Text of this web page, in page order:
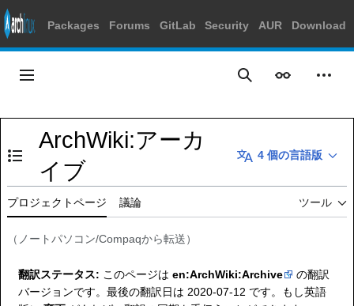
Packages Forums GitLab Security AUR Download
ス
ッ
プ
メインメニュー 検索 表示 個人
目次の表示・非表示を切り替え
ArchWiki:アーカ
イブ
4 個の言語版
プロジェクトページ 議論 ツール
（ ノートパソコン/Compaqから転送）
翻訳ステータス: このページは en:ArchWiki:Archive
の翻訳
バージョンです。最後の翻訳日は 2020-07-12 です。もし英語